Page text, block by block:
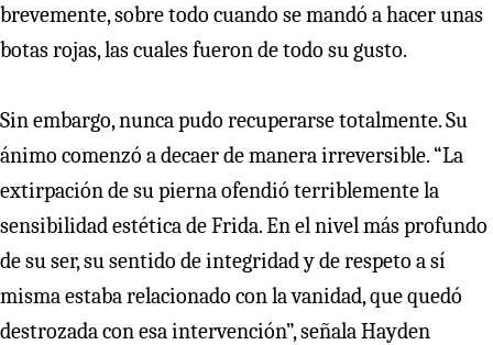
brevemente, sobre todo cuando se mandó a hacer unas
botas rojas, las cuales fueron de todo su gusto.
Sin embargo, nunca pudo recuperarse totalmente. Su
ánimo comenzó a decaer de manera irreversible. “La
extirpación de su pierna ofendió terriblemente la
sensibilidad estética de Frida. En el nivel más profundo
de su ser, su sentido de integridad y de respeto a sí
misma estaba relacionado con la vanidad, que quedó
destrozada con esa intervención”, señala Hayden